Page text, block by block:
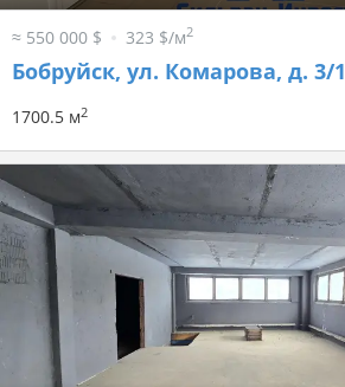
≈ 550 000 $ 323 $/м2
Бобруйск, ул. Комарова, д. 3/1
1700.5 м2